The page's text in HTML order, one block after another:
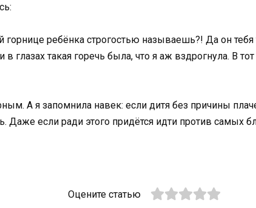
горнице ребёнка строгостью называешь?! Да он
глазах такая горечь была, что я аж вздрогнула. В
А я запомнила навек: если дитя без причины
Даже если ради этого придётся идти против самых
Оцените статью